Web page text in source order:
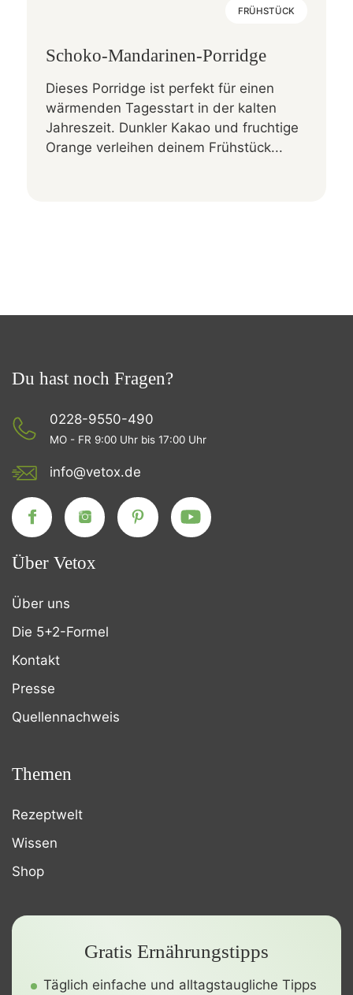
FRÜHSTÜCK
Schoko-Mandarinen-Porridge
Dieses Porridge ist perfekt für einen
wärmenden Tagesstart in der kalten
Jahreszeit. Dunkler Kakao und fruchtige
Orange verleihen deinem Frühstück...
Du hast noch Fragen?
0228-9550-490
MO - FR 9:00 Uhr bis 17:00 Uhr
info@vetox.de
Über Vetox
Über uns
Die 5+2-Formel
Kontakt
Presse
Quellennachweis
Themen
Rezeptwelt
Wissen
Shop
Gratis Ernährungstipps
Täglich einfache und alltagstaugliche Tipps